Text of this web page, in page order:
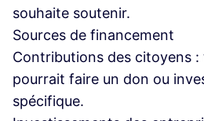
souhaite soutenir.
Sources de financement
Contributions des citoyens :
pourrait faire un don ou
spécifique.